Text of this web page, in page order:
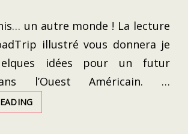
un autre monde ! La lecture
illustré vous donnera je
idées pour un futur
l’Ouest Américain. …
USA
2019